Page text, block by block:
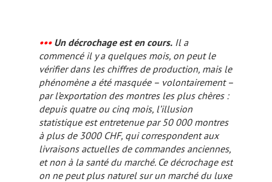
•••Un décrochage est en cours. Il a
commencé il y a quelques mois, on peut le
vérifier dans les chiffres de production, mais le
phénomène a été masquée – volontairement –
par l’exportation des montres les plus chères :
depuis quatre ou cinq mois, l’illusion
statistique est entretenue par 50 000 montres
à plus de 3000 CHF, qui correspondent aux
livraisons actuelles de commandes anciennes,
et non à la santé du marché. Ce décrochage est
on ne peut plus naturel sur un marché du luxe